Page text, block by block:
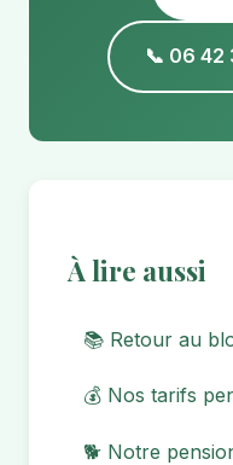
📞 06 42
À lire aussi
📚 Retour au
💰 Nos tarifs
🐕 Notre